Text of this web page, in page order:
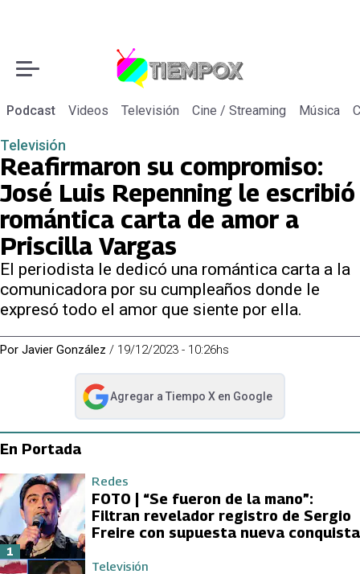
Podcast Videos Televisión Cine / Streaming Música
Televisión
Reafirmaron su compromiso:
José Luis Repenning le escribió
romántica carta de amor a
Priscilla Vargas
El periodista le dedicó una romántica carta a la
comunicadora por su cumpleaños donde le
expresó todo el amor que siente por ella.
Por Javier González / 19/12/2023 - 10:26hs
Agregar a Tiempo Xen Google
abre en nueva pestaña
En Portada
Redes
FOTO | “Se fueron de la mano”:
Filtran revelador registro de Sergio
Freire con supuesta nueva conquista
1
Televisión